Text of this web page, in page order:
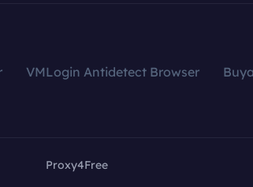
VMLogin Antidetect Browser
Proxy4Free